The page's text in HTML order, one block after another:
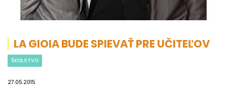
LA GIOIA BUDE SPIEVAŤ PRE UČITEĽOV
ŠKOLSTVO
27.05.2015